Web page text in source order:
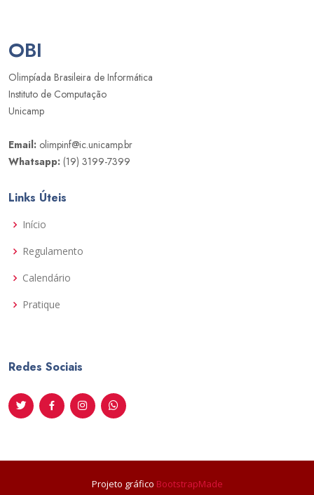
OBI
Olimpíada Brasileira de Informática
Instituto de Computação
Unicamp
Email: olimpinf@ic.unicamp.br
Whatsapp: (19) 3199-7399
Links Úteis
Início
Regulamento
Calendário
Pratique
Redes Sociais
Projeto gráfico BootstrapMade